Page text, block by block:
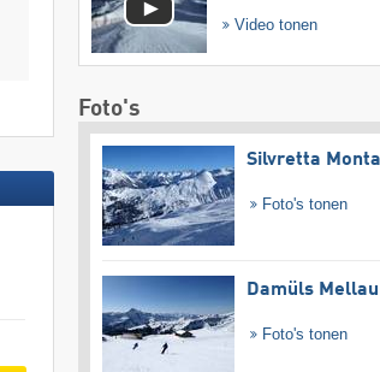
Video tonen
Foto's
Silvretta
Foto's tonen
Damüls Mellau
Foto's tonen